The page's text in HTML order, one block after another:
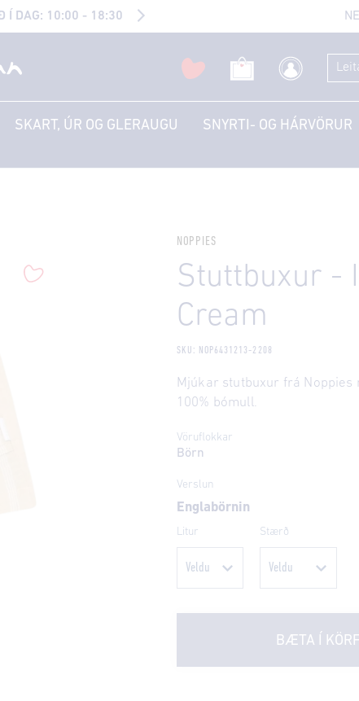
Í DAG: 10:00 - 18:30
SKART, ÚR OG GLERAUGU SNYRTI- OG HÁRVÖRUR
NOPPIES
Stuttbuxur -
Cream
SKU: NOP6431213-2208
Mjúkar stutbuxur frá Noppies
100% bómull.
Vöruflokkar
Börn
Verslun
Englabörnin
Litur Stærð
BÆTA Í